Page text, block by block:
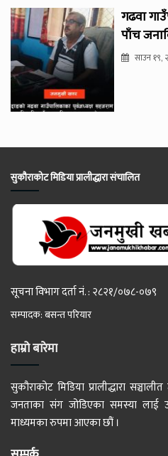
गढवा
पाँच
साउन १९,
सुकौराकोट मिडिया प्रालीद्धारा संचालित
सूचना विभाग दर्ता नं. : २८२१/०७८-०७९
सम्पादक: बसन्त परियार
हाम्रो बारेमा
सुकौराकोट मिडिया प्रालीद्धारा
जनताका संग जोडिएका समस्या लाई
माध्यमका रुपमा आएका छौं ।